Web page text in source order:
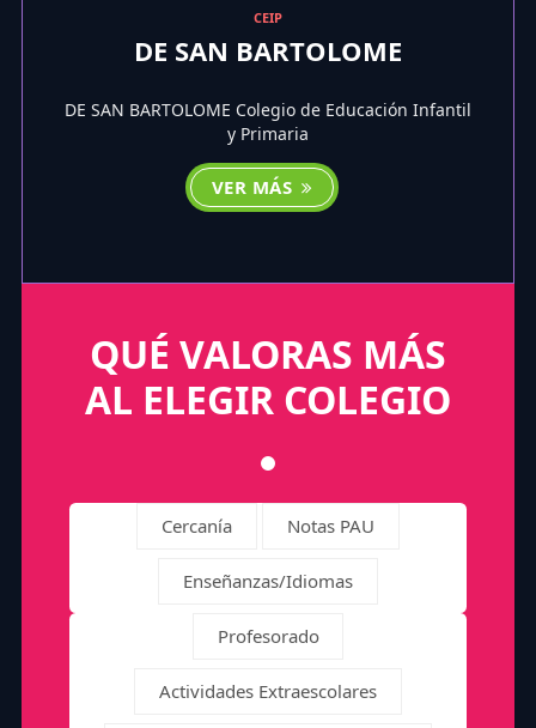
CEIP
DE SAN BARTOLOME
DE SAN BARTOLOME Colegio de Educación Infantil
y Primaria
VER MÁS
QUÉ VALORAS MÁS
AL ELEGIR COLEGIO
Cercanía Notas PAU
Enseñanzas/Idiomas
Profesorado
Actividades Extraescolares